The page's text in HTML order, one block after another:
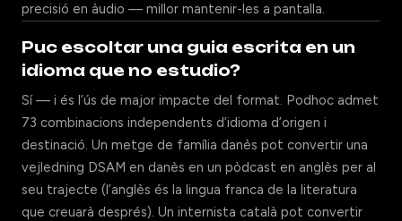
precisió en àudio — millor mantenir-les a pantalla.
Puc escoltar una guia escrita en un
idioma que no estudio?
Sí — i és l’ús de major impacte del format. Podhoc admet
73 combinacions independents d’idioma d’origen i
destinació. Un metge de família danès pot convertir una
vejledning DSAM en danès en un pòdcast en anglès per al
seu trajecte (l’anglès és la lingua franca de la literatura
que creuarà després). Un internista català pot convertir